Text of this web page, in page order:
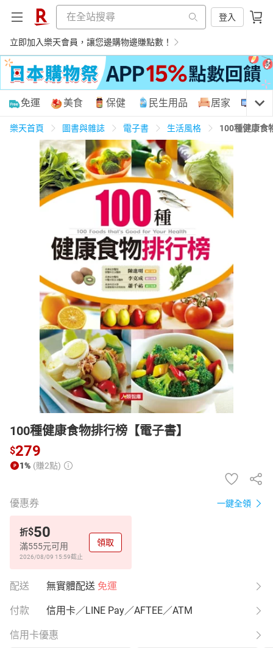
登入
立即加入樂天會員，讓您邊購物邊賺點數！
購物網分類
天天免運 美食蛋糕 養生保健 民生用品
運動休閒 親子玩具
男裝 化妝保養 情趣用品
日本購物 電子/紙本書
HOT
免運 美食 保健 民生用品 居家 3C
樂天首頁 圖書與雜誌 電子書 生活風格 100種健康食
100種健康食物排行榜【電子書】
$279
1% (賺2點)
優惠券 一鍵全領
折$50
滿555元可用
2026/08/09 15:59截止
領取
配送 無實體配送 免運
付款 信用卡／LINE Pay／AFTEE／ATM
信用卡優惠